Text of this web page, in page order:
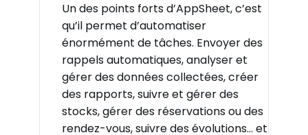
Un des points forts d’AppSheet, c’est
qu’il permet d’automatiser
énormément de tâches. Envoyer des
rappels automatiques, analyser et
gérer des données collectées, créer
des rapports, suivre et gérer des
stocks, gérer des réservations ou des
rendez-vous, suivre des évolutions… et